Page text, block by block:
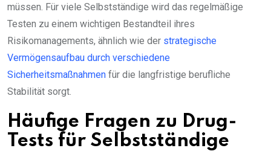
müssen. Für viele Selbstständige wird das regelmäßige
Testen zu einem wichtigen Bestandteil ihres
Risikomanagements, ähnlich wie der strategische
Vermögensaufbau durch verschiedene
Sicherheitsmaßnahmen für die langfristige berufliche
Stabilität sorgt.
Häufige Fragen zu Drug-
Tests für Selbstständige